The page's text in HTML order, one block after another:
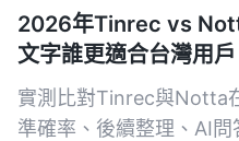
2026年Tinrec vs
文字誰更適合台灣用戶
實測比對Tinrec與Notta
準確率、後續整理、AI